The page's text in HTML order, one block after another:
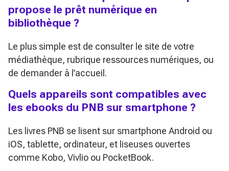
propose le prêt numérique en
bibliothèque ?
Le plus simple est de consulter le site de votre
médiathèque, rubrique ressources numériques, ou
de demander à l’accueil.
Quels appareils sont compatibles avec
les ebooks du PNB sur smartphone ?
Les livres PNB se lisent sur smartphone Android ou
iOS, tablette, ordinateur, et liseuses ouvertes
comme Kobo, Vivlio ou PocketBook.